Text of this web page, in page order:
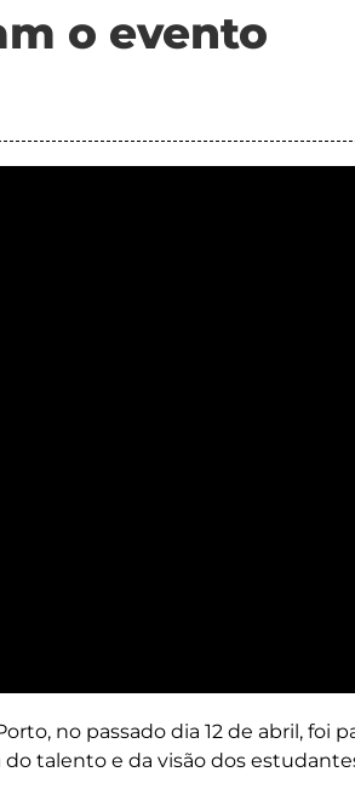
o evento
no passado dia 12 de abril, foi
talento e da visão dos